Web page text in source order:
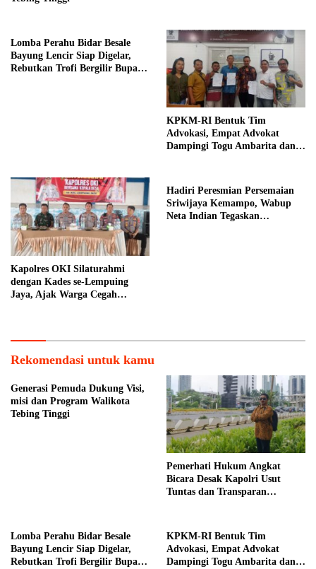
Lomba Perahu Bidar Besale
Bayung Lencir Siap Digelar,
Rebutkan Trofi Bergilir Bupati
KPKM-RI Bentuk Tim
Advokasi, Empat Advokat
Dampingi Togu Ambarita dan
Kapolres OKI Silaturahmi
dengan Kades se-Lempuing
Jaya, Ajak Warga Cegah
Hadiri Peresmian Persemaian
Sriwijaya Kemampo, Wabup
Neta Indian Tegaskan
Rekomendasi untuk kamu
Generasi Pemuda Dukung Visi,
misi dan Program Walikota
Tebing Tinggi
Pemerhati Hukum Angkat
Bicara Desak Kapolri Usut
Tuntas dan Transparan
Lomba Perahu Bidar Besale
Bayung Lencir Siap Digelar,
Rebutkan Trofi Bergilir Bupati
KPKM-RI Bentuk Tim
Advokasi, Empat Advokat
Dampingi Togu Ambarita dan